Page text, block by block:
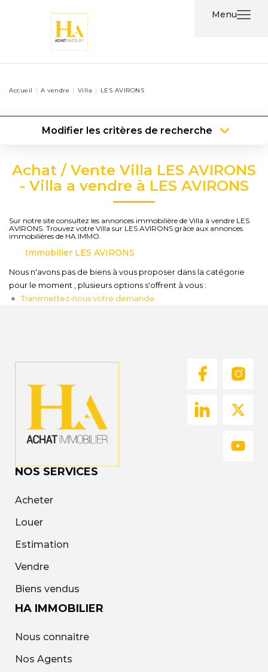
Menu
Nos
Nos
Contact
Nous
Bien
Accueil A vendre Villa LES AVIRONS
Modifier les critères de recherche
Type de bien
Type de bien
Surface min
Créer une alerte
Achat / Vente Villa LES AVIRONS
- Villa a vendre à LES AVIRONS
Sur notre site consultez les annonces immobilière de Villa à vendre LES
AVIRONS. Trouvez votre Villa sur LES AVIRONS grâce aux annonces
immobilières de HA.IMMO.
Immobilier LES AVIRONS
Nous n'avons pas de biens à vous proposer dans la catégorie
pour le moment , plusieurs options s'offrent à vous :
Transmettez-nous votre demande
HA IMMOBILIER
Nous connaitre
Nos Agents
NOS SERVICES
Acheter
Louer
Estimation
Vendre
Biens vendus